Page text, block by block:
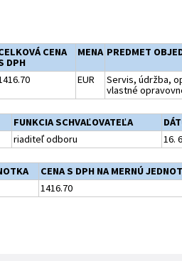
CENA
DPH
MENA PREDMET
EUR
Servis, údržba,
vlastné
FUNKCIA SCHVAĽOVATEĽA
riaditeľ odboru 16.
CENA S DPH NA MERNÚ
1416.70